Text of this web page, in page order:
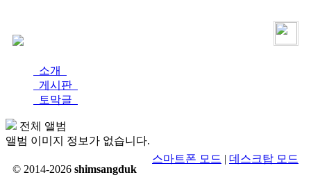
소개
게시판
토막글
전체 앨범
앨범 이미지 정보가 없습니다.
© 2014-2026 shimsangduk
스마트폰 모드 | 데스크탑 모드